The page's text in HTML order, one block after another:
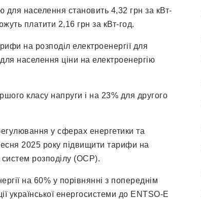
населення становить 4,32 грн за кВт-
платити 2,16 грн за кВт-год.
на розподіл електроенергії для
населення ціни на електроенергію
класу напруги і на 23% для другого
у сферах енергетики та
2025 року підвищити тарифи на
систем розподілу (ОСР).
на 60% у порівнянні з попереднім
української енергосистеми до ENTSO-E